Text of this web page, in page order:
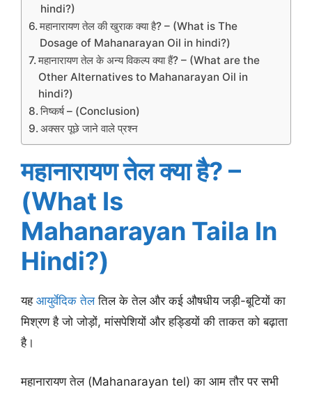
hindi?)
महानारायण तेल की खुराक क्या है? – (What is The
Dosage of Mahanarayan Oil in hindi?)
महानारायण तेल के अन्य विकल्प क्या हैं? – (What are the
Other Alternatives to Mahanarayan Oil in
hindi?)
निष्कर्ष – (Conclusion)
अक्सर पूछे जाने वाले प्रश्न
महानारायण तेल क्या है? –
(What Is
Mahanarayan Taila In
Hindi?)
यह आयुर्वेदिक तेलतिल के तेल और कई औषधीय जड़ी-बूटियों का
मिश्रण है जो जोड़ों, मांसपेशियों और हड्डियों की ताकत को बढ़ाता
है।
महानारायण तेल (Mahanarayan tel) का आम तौर पर सभी